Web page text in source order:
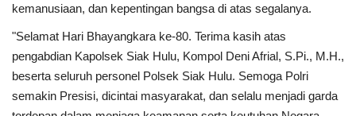
kemanusiaan, dan kepentingan bangsa di atas segalanya.
"Selamat Hari Bhayangkara ke-80. Terima kasih atas
pengabdian Kapolsek Siak Hulu, Kompol Deni Afrial, S.Pi., M.H.,
beserta seluruh personel Polsek Siak Hulu. Semoga Polri
semakin Presisi, dicintai masyarakat, dan selalu menjadi garda